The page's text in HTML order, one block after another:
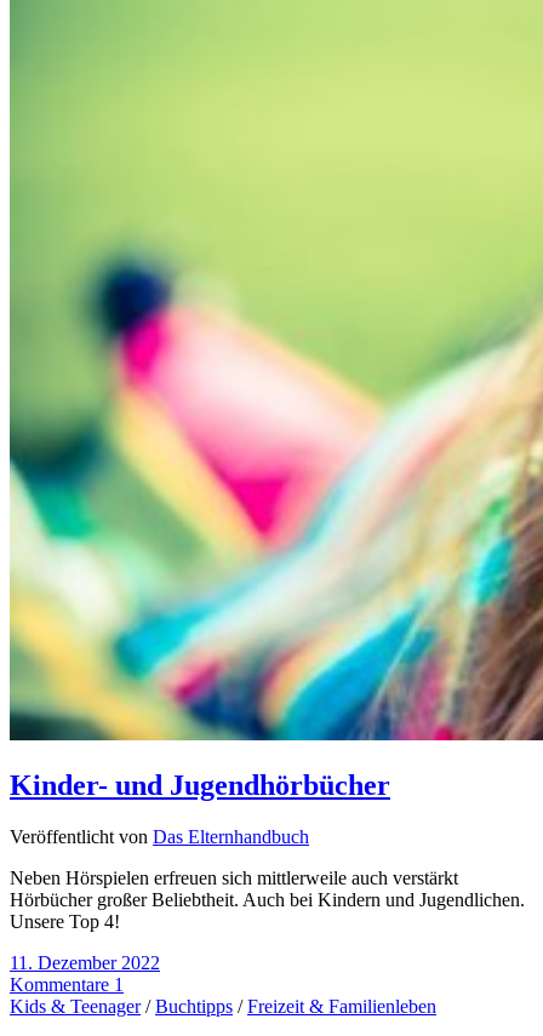
Kinder- und Jugendhörbücher
Veröffentlicht von Das Elternhandbuch
Neben Hörspielen erfreuen sich mittlerweile auch verstärkt
Hörbücher großer Beliebtheit. Auch bei Kindern und Jugendlichen.
Unsere Top 4!
11. Dezember 2022
Kommentare 1
Kids & Teenager/Buchtipps /Freizeit & Familienleben